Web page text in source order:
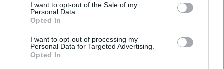
cualquier momento entrando de nuevo en este sitio web o
visitando nuestra política de privacidad.
I want to opt-out of the Sale of my
Personal Data.
Opted In
I want to opt-out of processing my
Personal Data for Targeted Advertising.
Opted In